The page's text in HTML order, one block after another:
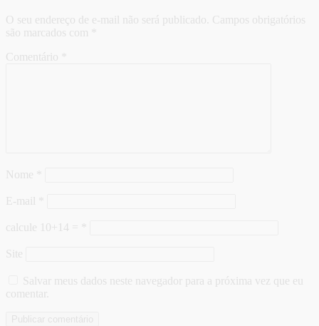
O seu endereço de e-mail não será publicado. Campos obrigatórios
são marcados com
Comentário
Nome
E-mail
calcule 10+14 =
Site
Salvar meus dados neste navegador para a próxima vez que eu
comentar.